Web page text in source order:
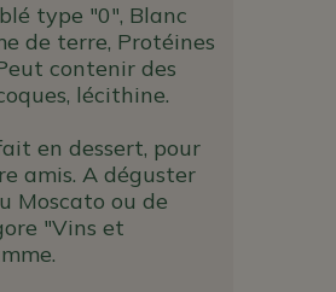
type "0", Blanc
de terre, Protéines
contenir des
lécithine.
en dessert, pour
amis. A déguster
Moscato ou de
"Vins et